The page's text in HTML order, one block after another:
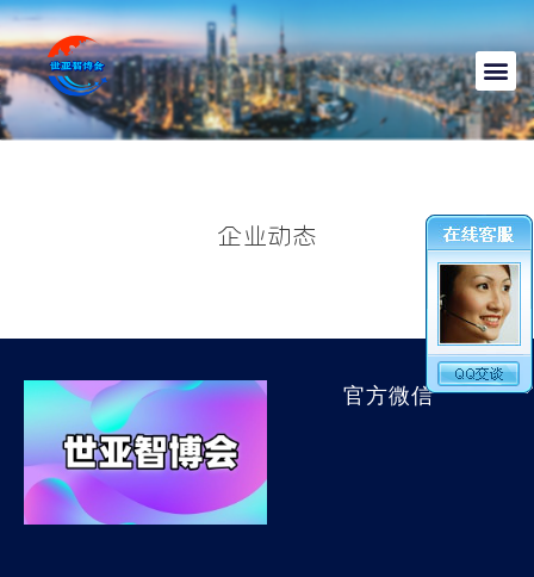
企业动态
官方微信